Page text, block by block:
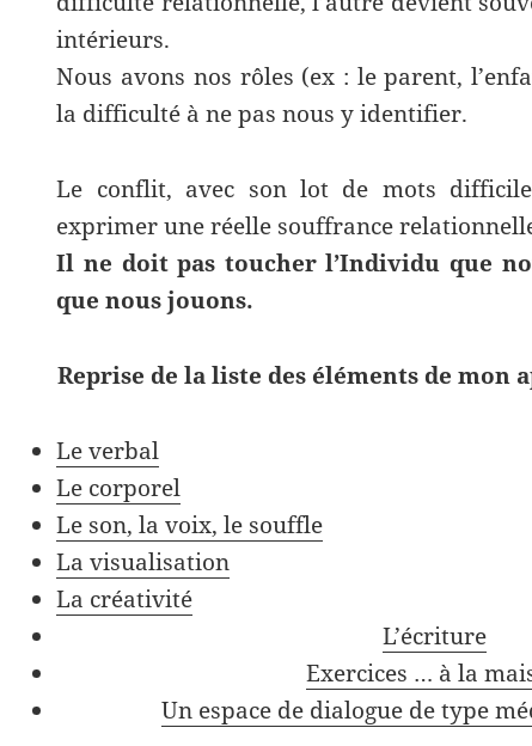
intérieurs.
Nous avons nos rôles (ex : le parent,
la difficulté à ne pas nous y identifier.
Le conflit, avec son lot de mots
exprimer une réelle souffrance
Il ne doit pas toucher l’Individu que
que nous jouons.
Reprise de la liste des éléments de mon
Le verbal
Le corporel
Le son, la voix, le souffle
La visualisation
La créativité
L’écriture
Exercices … à la
Un espace de dialogue de type